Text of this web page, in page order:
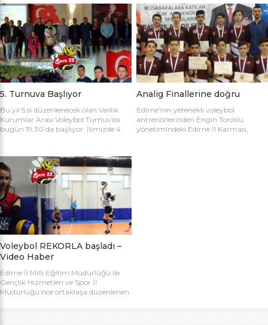
Kadınlar Voleybol 2. Ligi’ne devam
edilirken Edirnespor Kadın Voleybol
Takımı Mimar Sinan Spor Salonu’nda
kendi seyircisi önünde ilk maçına çıktı.
İlk maçında deplasmanda Bursa
Nilüfer Belediyesi’ne 3-0 mağlup
olmuştu. İkinci maçında konuk ettiği
Biga […]
ile Ecacılar Odası karşı karşıya geldi.
Maçı üçyüzden fazla voleybol sever
izledi. Takımlar sahaya şu kadrolarla
çıktılar: Voleybol Hakemleri: Oğulcan
Kuru, Öyküm Akıncı, Ecem Göçmen,
Özge Göktaş, Rabia Acun, Gökay
Karatop, Semih Sormaz, Coşkun
Özsoy […]
5. Turnuva Başlıyor
Bu yıl 5.si düzenlenecek olan Valilik
Kurumlar Arası Voleybol Turnuvası
bugün 19:30’da başlıyor. İlimizde 4
bugün başlıyor. Toplamda 14 takımın
katılımıyla düzenlenen 5. Valilik
Voleybol Turnuvasının teknik
toplantısı ve kura çekimi Aliço
Pehlivan Sporcu Eğitim Merkezi
Toplantı Salonu’nda yapıldı.
Toplantıya Voleybol hakemi ve
antrenörü Engin Toroslu, Ayhan […]
Analig Finallerine doğru
Edirne’nin yetenekli voleybol
antrenörlerinden Engin Toroslu
yönetimindeki Edirne İl Karması,
Voleybol REKORLA başladı –
Video Haber
Edirne İl Milli Eğitim Müdürlüğü ile
Gençlik Hizmetleri ve Spor İl
Müdürlüğü’nce ortaklaşa düzenlenen